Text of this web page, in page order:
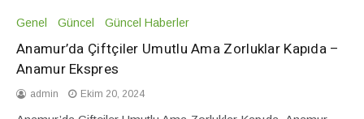
Genel Güncel Güncel Haberler
Anamur’da Çiftçiler Umutlu Ama Zorluklar Kapıda –
Anamur Ekspres
admin Ekim 20, 2024